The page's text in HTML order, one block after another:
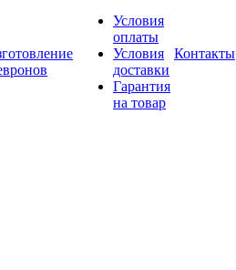
Условия
оплаты
Условия
доставки
Гарантия
на товар
Контакты